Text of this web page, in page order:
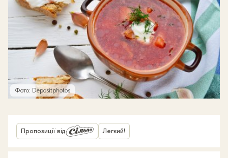
Фото: Depositphotos
Пропозиції від Легкий!